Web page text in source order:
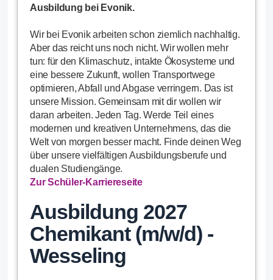
Ausbildung bei Evonik.
Wir bei Evonik arbeiten schon ziemlich nachhaltig.
Aber das reicht uns noch nicht. Wir wollen mehr
tun: für den Klimaschutz, intakte Ökosysteme und
eine bessere Zukunft, wollen Transportwege
optimieren, Abfall und Abgase verringern. Das ist
unsere Mission. Gemeinsam mit dir wollen wir
daran arbeiten. Jeden Tag. Werde Teil eines
modernen und kreativen Unternehmens, das die
Welt von morgen besser macht. Finde deinen Weg
über unsere vielfältigen Ausbildungsberufe und
dualen Studiengänge.
Zur Schüler-Karriereseite
Ausbildung 2027
Chemikant (m/w/d) -
Wesseling